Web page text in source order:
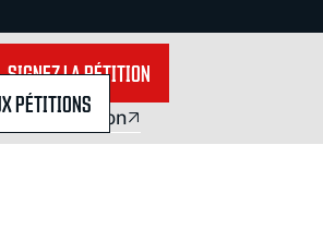
PÉTITIONS
SIGNEZ LA PÉTITION
Faire un don